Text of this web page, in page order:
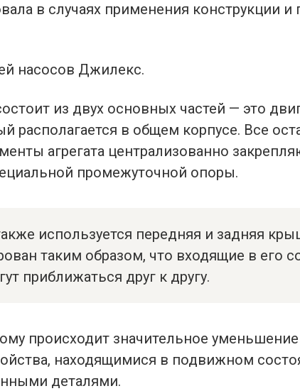
в случаях применения конструкции и
насосов Джилекс.
из двух основных частей — это
располагается в общем корпусе. Все
агрегата централизованно
промежуточной опоры.
используется передняя и задняя
таким образом, что входящие в его
приближаться друг к другу.
происходит значительное
находящимися в подвижном
деталями.